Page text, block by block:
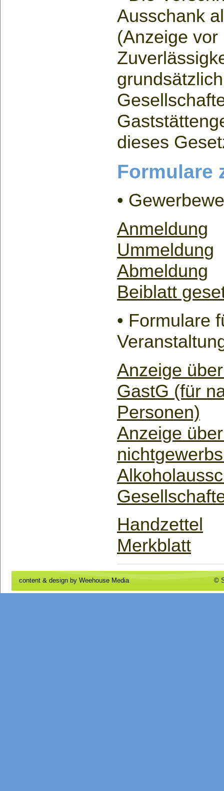
Ausschank
(Anzeige
dieses
Formulare
•
Anmeldung
Ummeldung
Abmeldung
Beiblatt
• Formulare
Anzeige
GastG (für
Personen)
Anzeige
Handzettel
Merkblatt
content & design by Weehouse Media ©